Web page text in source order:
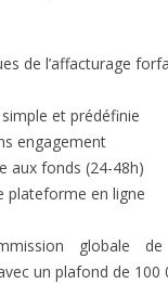
de l’affacturage
et prédéfinie
engagement
aux fonds (24-48h)
plateforme en ligne
globale
un plafond de 100